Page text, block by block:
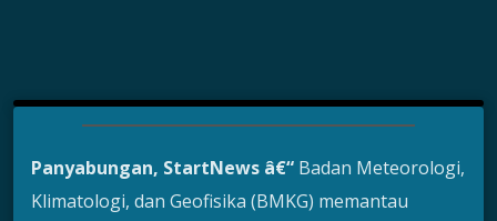
Panyabungan, StartNews â€“ Badan Meteorologi,
Klimatologi, dan Geofisika (BMKG) memantau